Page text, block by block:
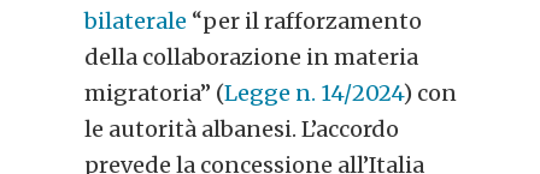
bilaterale “per il rafforzamento
della collaborazione in materia
migratoria” (Legge n. 14/2024) con
le autorità albanesi. L’accordo
prevede la concessione all’Italia